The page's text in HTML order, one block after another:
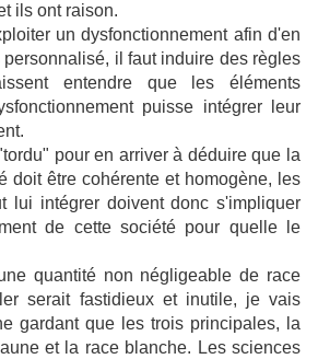
ils ont raison.
un dysfonctionnement afin d'en
il faut induire des règles
entendre que les éléments
puisse intégrer leur
pour en arriver à déduire que la
doit être cohérente et homogène, les
lui intégrer doivent donc s'impliquer
de cette société pour quelle le
quantité non négligeable de race
serait fastidieux et inutile, je vais
gardant que les trois principales, la
et la race blanche. Les sciences